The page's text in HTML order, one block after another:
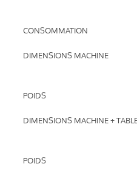
CONSOMMATION
DIMENSIONS MACHINE
POIDS
DIMENSIONS MACHINE +
POIDS